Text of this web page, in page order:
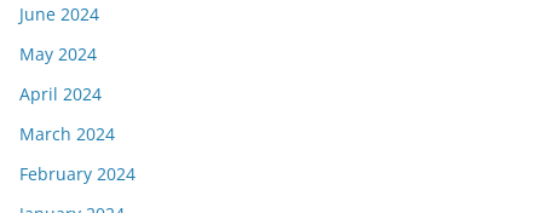
June 2024
May 2024
April 2024
March 2024
February 2024